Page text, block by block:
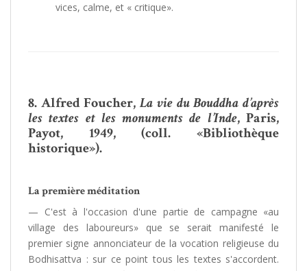
vices, calme, et « critique».
8. Alfred Foucher,La vie du Bouddha d’après
les textes et les monuments de l’Inde, Paris,
Payot, 1949, (coll. «Bibliothèque
historique»).
La première méditation
— C'est à l'occasion d'une partie de campagne «au
village des laboureurs» que se serait manifesté le
premier signe annonciateur de la vocation religieuse du
Bodhisattva : sur ce point tous les textes s'accordent.